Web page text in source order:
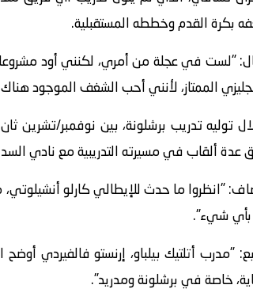
بكرة القدم وخططه المستقبلية.
"لست في عجلة من أمري، لكنني أود
الممتاز، لأنني أحب الشغف الموجود
عدة ألقاب في مسيرته التدريبية مع نادي
"انظروا ما حدث للإيطالي كارلو أنشيلوتي،
بأي شيء".
"مدرب أتلتيك بيلباو، إرنستو فالفيردي
خاصة في برشلونة ومدريد".